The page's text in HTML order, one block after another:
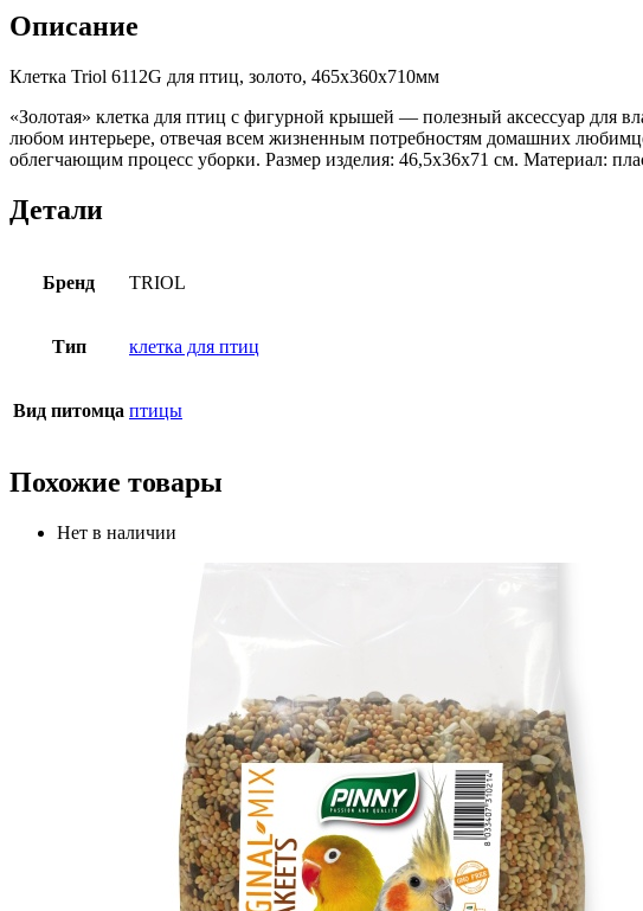
Описание
Клетка Triol 6112G для птиц, золото, 465х360х710мм
«Золотая» клетка для птиц с фигурной крышей — полезный аксессуар для
любом интерьере, отвечая всем жизненным потребностям домашних
облегчающим процесс уборки. Размер изделия: 46,5х36х71 см. Материал:
Детали
Бренд TRIOL
Тип клетка для птиц
Вид питомца птицы
Похожие товары
Нет в наличии